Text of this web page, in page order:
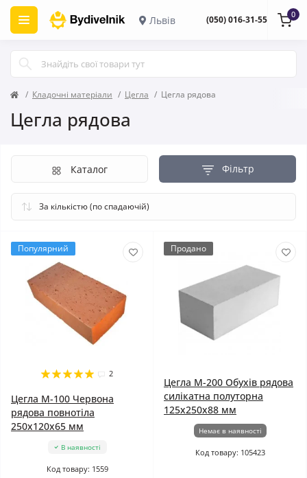
Львів (050) 016-31-55 0
Кладочні матеріали Цегла Цегла рядова
Цегла рядова
Фільтр
Каталог
Популярний
2
Цегла М-100 Червона
рядова повнотіла
250х120х65 мм
В наявності
Код товару: 1559
Продано
Цегла М-200 Обухів рядова
силікатна полуторна
125х250х88 мм
Немає в наявності
Код товару: 105423